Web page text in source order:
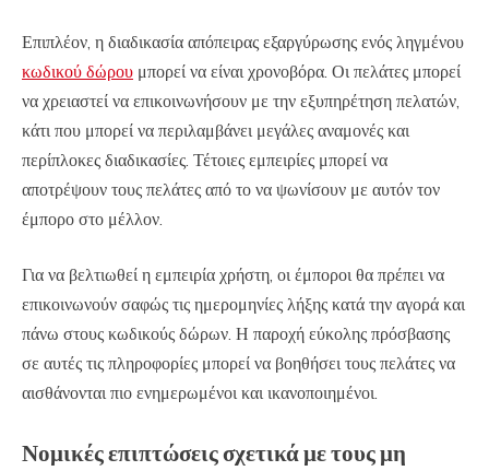
Επιπλέον, η διαδικασία απόπειρας εξαργύρωσης ενός ληγμένου
κωδικού δώρου μπορεί να είναι χρονοβόρα. Οι πελάτες μπορεί
να χρειαστεί να επικοινωνήσουν με την εξυπηρέτηση πελατών,
κάτι που μπορεί να περιλαμβάνει μεγάλες αναμονές και
περίπλοκες διαδικασίες. Τέτοιες εμπειρίες μπορεί να
αποτρέψουν τους πελάτες από το να ψωνίσουν με αυτόν τον
έμπορο στο μέλλον.
Για να βελτιωθεί η εμπειρία χρήστη, οι έμποροι θα πρέπει να
επικοινωνούν σαφώς τις ημερομηνίες λήξης κατά την αγορά και
πάνω στους κωδικούς δώρων. Η παροχή εύκολης πρόσβασης
σε αυτές τις πληροφορίες μπορεί να βοηθήσει τους πελάτες να
αισθάνονται πιο ενημερωμένοι και ικανοποιημένοι.
Νομικές επιπτώσεις σχετικά με τους μη